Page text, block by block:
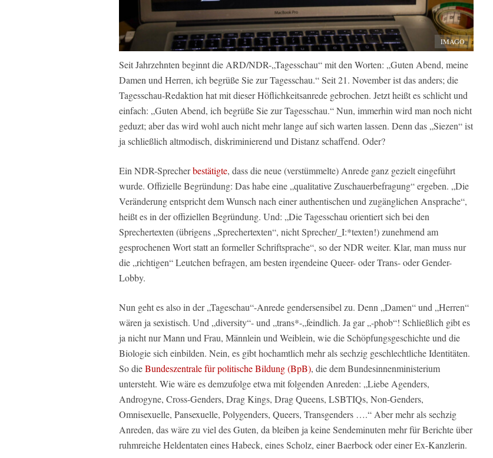
IMAGO
Seit Jahrzehnten beginnt die ARD/NDR-„Tagesschau“ mit den Worten: „Guten Abend, meine
Damen und Herren, ich begrüße Sie zur Tagesschau.“ Seit 21. November ist das anders; die
Tagesschau-Redaktion hat mit dieser Höflichkeitsanrede gebrochen. Jetzt heißt es schlicht und
einfach: „Guten Abend, ich begrüße Sie zur Tagesschau.“ Nun, immerhin wird man noch nicht
geduzt; aber das wird wohl auch nicht mehr lange auf sich warten lassen. Denn das „Siezen“ ist
ja schließlich altmodisch, diskriminierend und Distanz schaffend. Oder?
Ein NDR-Sprecherbestätigte, dass die neue (verstümmelte) Anrede ganz gezielt eingeführt
wurde. Offizielle Begründung: Das habe eine „qualitative Zuschauerbefragung“ ergeben. „Die
Veränderung entspricht dem Wunsch nach einer authentischen und zugänglichen Ansprache“,
heißt es in der offiziellen Begründung. Und: „Die Tagesschau orientiert sich bei den
Sprechertexten (übrigens „Sprechertexten“, nicht Sprecher/_I:*texten!) zunehmend am
gesprochenen Wort statt an formeller Schriftsprache“, so der NDR weiter. Klar, man muss nur
die „richtigen“ Leutchen befragen, am besten irgendeine Queer- oder Trans- oder Gender-
Lobby.
Nun geht es also in der „Tageschau“-Anrede gendersensibel zu. Denn „Damen“ und „Herren“
wären ja sexistisch. Und „diversity“- und „trans*-„feindlich. Ja gar „-phob“! Schließlich gibt es
ja nicht nur Mann und Frau, Männlein und Weiblein, wie die Schöpfungsgeschichte und die
Biologie sich einbilden. Nein, es gibt hochamtlich mehr als sechzig geschlechtliche Identitäten.
So dieBundeszentrale für politische Bildung (BpB), die dem Bundesinnenministerium
untersteht. Wie wäre es demzufolge etwa mit folgenden Anreden: „Liebe Agenders,
Androgyne, Cross-Genders, Drag Kings, Drag Queens, LSBTIQs, Non-Genders,
Omnisexuelle, Pansexuelle, Polygenders, Queers, Transgenders ….“ Aber mehr als sechzig
Anreden, das wäre zu viel des Guten, da bleiben ja keine Sendeminuten mehr für Berichte über
ruhmreiche Heldentaten eines Habeck, eines Scholz, einer Baerbock oder einer Ex-Kanzlerin.